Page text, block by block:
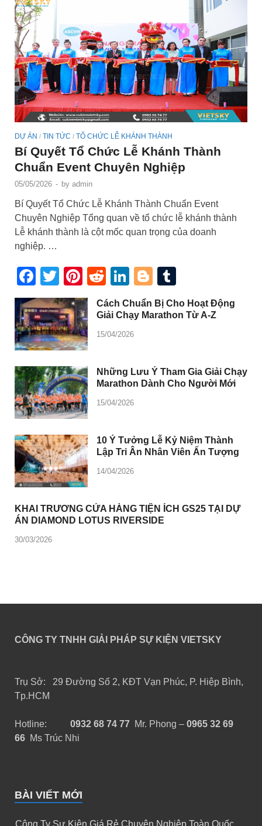
DỰ ÁN / TIN TỨC / TỔ CHỨC LỄ KHÁNH THÀNH
Bí Quyết Tổ Chức Lễ Khánh Thành
Chuẩn Event Chuyên Nghiệp
05/05/2026 - by admin
Bí Quyết Tổ Chức Lễ Khánh Thành Chuẩn Event
Chuyên Nghiệp Tổng quan về tổ chức lễ khánh thành
Lễ khánh thành là cột mốc quan trọng của doanh
nghiệp. …
Facebook
Twitter
Pinterest
RedditLinkedIn
Blogger
Cách Chuẩn Bị Cho Hoạt Động
Giải Chạy Marathon Từ A-Z
15/04/2026
Những Lưu Ý Tham Gia Giải Chạy
Marathon Dành Cho Người Mới
15/04/2026
10 Ý Tưởng Lễ Kỷ Niệm Thành
Lập Tri Ân Nhân Viên Ấn Tượng
14/04/2026
KHAI TRƯƠNG CỬA HÀNG TIỆN ÍCH GS25 TẠI DỰ
ÁN DIAMOND LOTUS RIVERSIDE
30/03/2026
CÔNG TY TNHH GIẢI PHÁP SỰ KIỆN VIETSKY
Trụ Sở: 29 Đường Số 2, KĐT Vạn Phúc, P. Hiệp Bình,
Tp.HCM
Hotline: 0932 68 74 77 Mr. Phong – 0965 32 69
66 Ms Trúc Nhi
BÀI VIẾT MỚI